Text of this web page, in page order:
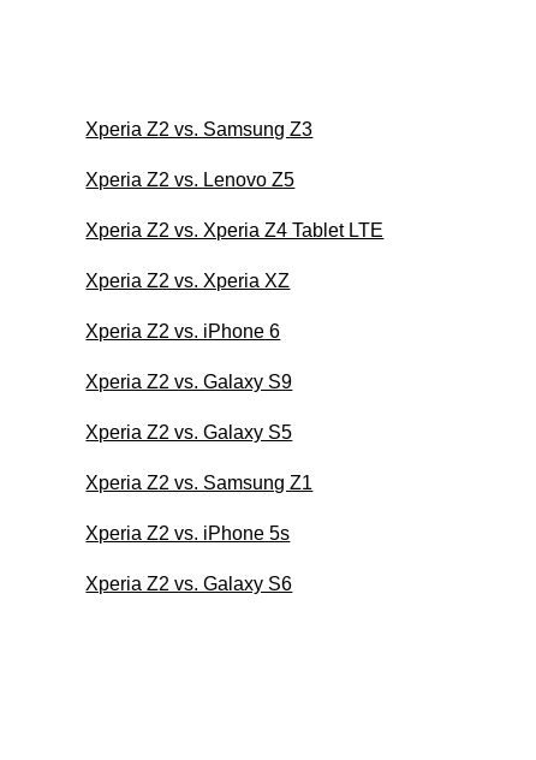
Xperia Z2 vs. Samsung Z3
Xperia Z2 vs. Lenovo Z5
Xperia Z2 vs. Xperia Z4 Tablet LTE
Xperia Z2 vs. Xperia XZ
Xperia Z2 vs. iPhone 6
Xperia Z2 vs. Galaxy S9
Xperia Z2 vs. Galaxy S5
Xperia Z2 vs. Samsung Z1
Xperia Z2 vs. iPhone 5s
Xperia Z2 vs. Galaxy S6